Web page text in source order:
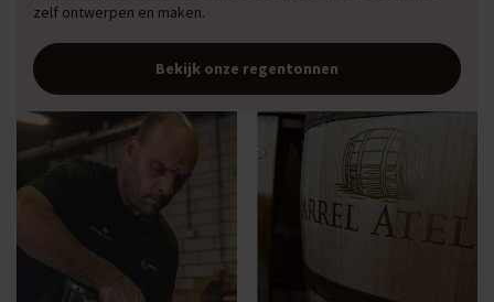
zelf ontwerpen en maken.
Bekijk onze regentonnen